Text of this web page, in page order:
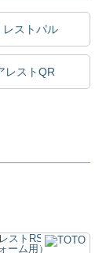
レストパル
レストQR